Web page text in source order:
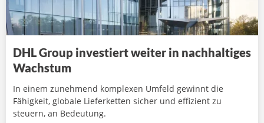
DHL Group investiert weiter in nachhaltiges
Wachstum
In einem zunehmend komplexen Umfeld gewinnt die
Fähigkeit, globale Lieferketten sicher und effizient zu
steuern, an Bedeutung.